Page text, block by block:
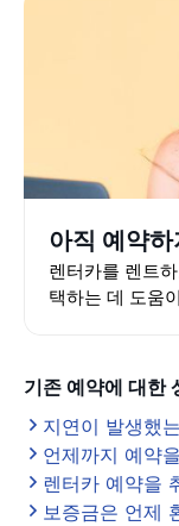
아직 예약
렌터카를 렌트
택하는 데 도움
기존 예약에 대한
지연이 발생했
언제까지 예약
렌터카 예약을
보증금은 언제